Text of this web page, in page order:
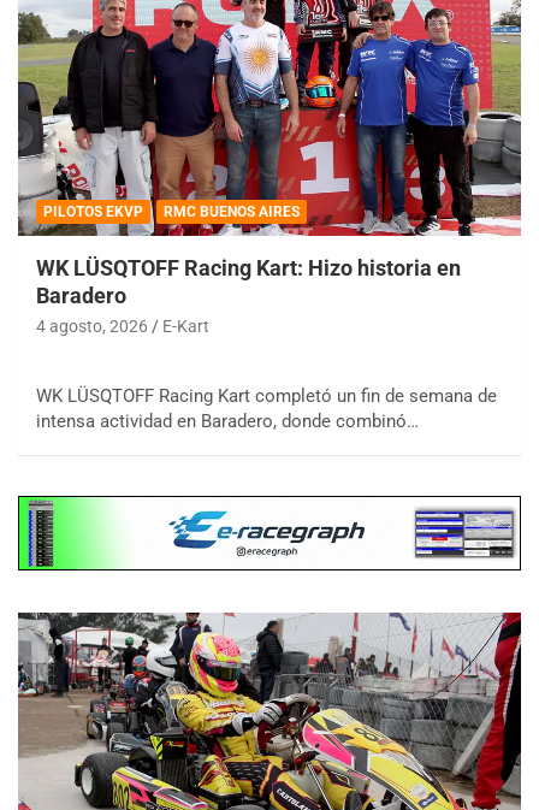
PILOTOS EKVP RMC BUENOS AIRES
WK LÜSQTOFF Racing Kart: Hizo historia en
Baradero
4 agosto, 2026 E-Kart
WK LÜSQTOFF Racing Kart completó un fin de semana de
intensa actividad en Baradero, donde combinó…